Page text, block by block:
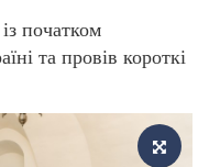
початком
та провів короткі